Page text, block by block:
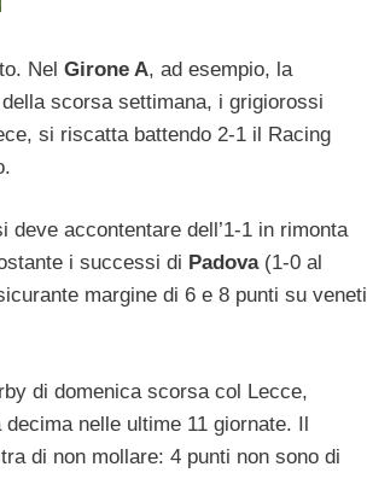
Nel Girone A, ad esempio, la
scorsa settimana, i grigiorossi
si riscatta battendo 2-1 il Racing
accontentare dell’1-1 in rimonta
i successi di Padova(1-0 al
margine di 6 e 8 punti su veneti
di domenica scorsa col Lecce,
nelle ultime 11 giornate. Il
di non mollare: 4 punti non sono di